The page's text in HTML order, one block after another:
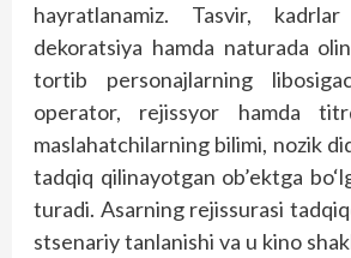
hayratlanamiz. Tasvir, kadrlar
dekoratsiya hamda naturada
tortib personajlarning
operator, rejissyor hamda
maslahatchilarning bilimi, nozik
tadqiq qilinayotgan ob’ektga
turadi. Asarning rejissurasi
stsenariy tanlanishi va u kino